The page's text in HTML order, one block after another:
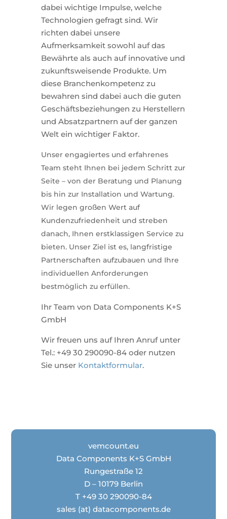
dabei wichtige Impulse, welche
Technologien gefragt sind. Wir
richten dabei unsere
Aufmerksamkeit sowohl auf das
Bewährte als auch auf innovative und
zukunftsweisende Produkte. Um
diese Branchenkompetenz zu
bewahren sind dabei auch die guten
Geschäftsbeziehungen zu Herstellern
und Absatzpartnern auf der ganzen
Welt ein wichtiger Faktor.
Unser engagiertes und erfahrenes
Team steht Ihnen bei jedem Schritt zur
Seite – von der Beratung und Planung
bis hin zur Installation und Wartung.
Wir legen großen Wert auf
Kundenzufriedenheit und streben
danach, Ihnen erstklassigen Service zu
bieten. Unser Ziel ist es, langfristige
Partnerschaften aufzubauen und Ihre
individuellen Anforderungen
bestmöglich zu erfüllen.
Ihr Team von Data Components K+S
GmbH
Wir freuen uns auf Ihren Anruf unter
Tel.: +49 30 290090-84 oder nutzen
Sie unser Kontaktformular.
vemcount.eu
Data Components K+S GmbH
Rungestraße 12
D – 10179 Berlin
T +49 30 290090-84
sales (at) datacomponents.de